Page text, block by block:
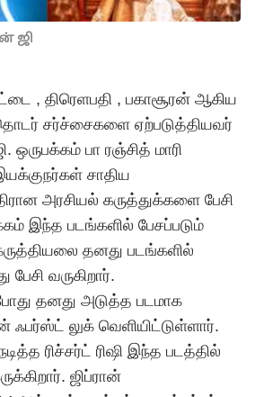
ஜி
, திரெளபதி , பகாசூரன் ஆகிய
சர்ச்சைகளை ஏற்படுத்தியவர்
பா ரஞ்சித் மாரி
சாதிய
அரசியல் கருத்துக்களை பேசி
இந்த படங்களில் பேசப்படும்
தனது படங்களில்
வருகிறார்.
தனது அடுத்த படமாக
ஃபர்ஸ்ட் லுக் வெளியிட்டுள்ளார்.
ரிச்சர்ட் ரிஷி இந்த படத்தில்
ஜிப்ரான்